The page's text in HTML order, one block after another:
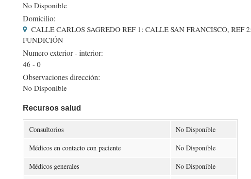
No Disponible
Domicilio:
CALLE CARLOS SAGREDO REF 1: CALLE SAN FRANCISCO,
FUNDICIÓN
Numero exterior - interior:
46 - 0
Observaciones dirección:
No Disponible
Recursos salud
Consultorios
No Disponible
Médicos en contacto con paciente
No Disponible
Médicos generales
No Disponible